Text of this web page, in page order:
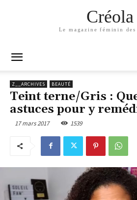
Créola
Le magazine féminin
Z__ARCHIVES BEAUTÉ
Teint terne/Gris :
astuces pour y
17 mars 2017 1539